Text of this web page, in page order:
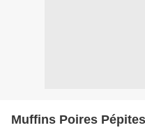
Muffins Poires